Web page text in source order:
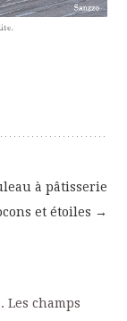
à pâtisserie
et étoiles →
Les champs